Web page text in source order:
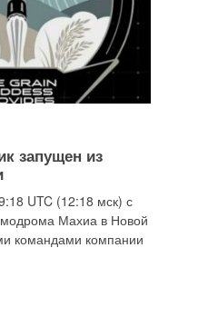
запущен из
UTC (12:18 мск) с
Махиа в Новой
командами компании